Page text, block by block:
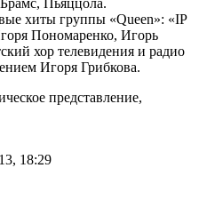
хиты группы «Queen»: «IP
Пономаренко, Игорь
хор телевидения и радио
Игоря Грибкова.
представление,
18:29